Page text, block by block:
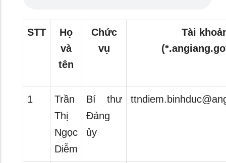
STT
Họ
và
tên
Chức
vụ
Tài
1
Trần
Thị
Ngọc
Diễm
Bí thư
Đảng
ủy